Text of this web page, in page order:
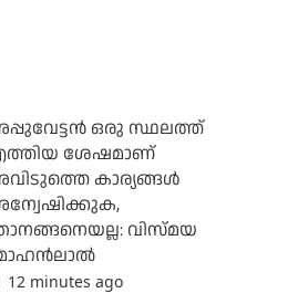
ഒരു സ്ഥലത്ത്
ശേഷമാണ്
കാര്യങ്ങള്‍
വിസ്മയ
12 minutes ago